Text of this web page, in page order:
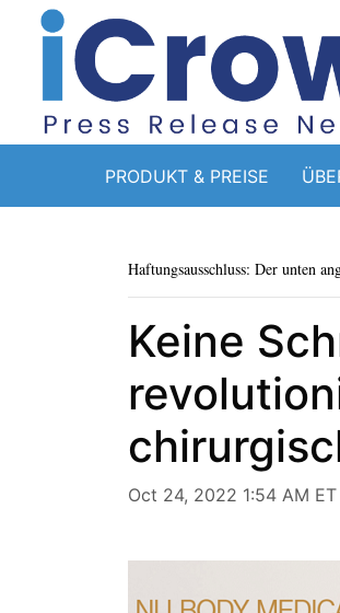
PRODUKT & PREISE
Haftungsausschluss: Der unten
Keine
Oct 24, 2022 1:54 AM ET